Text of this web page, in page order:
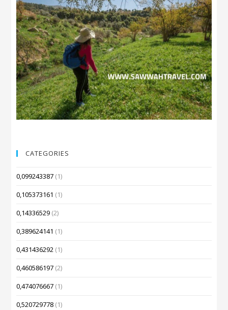
CATEGORIES
0,099243387 (1)
0,105373161 (1)
0,14336529 (2)
0,389624141 (1)
0,431436292 (1)
0,460586197 (2)
0,474076667 (1)
0,520729778 (1)